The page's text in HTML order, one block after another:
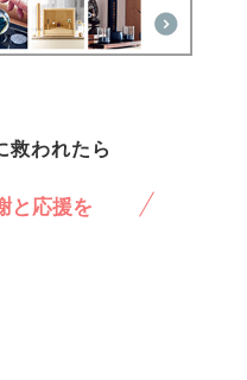
救われたら
と応援を